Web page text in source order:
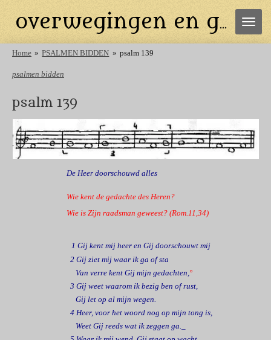
direct
de
overwegingen en gebeden
Home » PSALMEN BIDDEN » psalm 139
psalmen bidden
psalm 139
De Heer doorschouwd alles
Wie kent de gedachte des Heren?
Wie is Zijn raadsman geweest? (Rom.11,34)
1 Gij kent mij heer en Gij doorschouwt mij
2 Gij ziet mij waar ik ga of sta
Van verre kent Gij mijn gedachten, °
3 Gij weet waarom ik bezig ben of rust,
Gij let op al mijn wegen.
4 Heer, voor het woord nog op mijn tong is,
Weet Gij reeds wat ik zeggen ga._